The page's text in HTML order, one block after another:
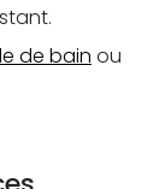
de bain ou